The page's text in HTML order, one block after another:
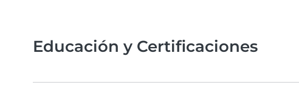
Educación y Certificaciones